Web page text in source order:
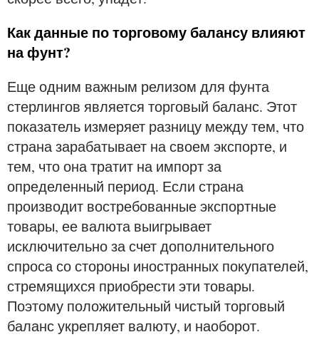
Как данные по торговому балансу влияют
на фунт?
Еще одним важным релизом для фунта
стерлингов является торговый баланс. Этот
показатель измеряет разницу между тем, что
страна зарабатывает на своем экспорте, и
тем, что она тратит на импорт за
определенный период. Если страна
производит востребованные экспортные
товары, ее валюта выигрывает
исключительно за счет дополнительного
спроса со стороны иностранных покупателей,
стремящихся приобрести эти товары.
Поэтому положительный чистый торговый
баланс укрепляет валюту, и наоборот.